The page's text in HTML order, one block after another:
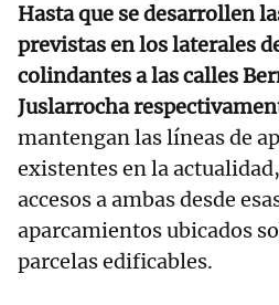
Hasta que se desarrollen
previstas en los laterales
colindantes a las calles
Juslarrocha
mantengan las líneas de
existentes en la
accesos a ambas desde
aparcamientos ubicados
parcelas edificables.